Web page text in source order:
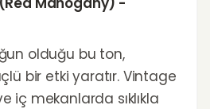
olduğu bu ton,
bir etki yaratır. Vintage
iç mekanlarda sıklıkla